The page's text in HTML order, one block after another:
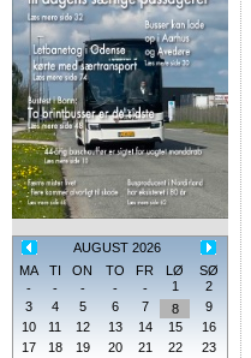
AUGUST 2026
MA
TI ON TO FR LØ
SØ
-
- - - - 1
2
3
4 5 6 7 8
9
10
11 12 13 14 15
16
17
18 19 20 21 22
23